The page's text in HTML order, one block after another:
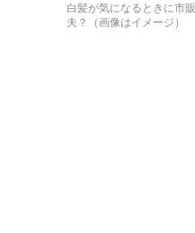
白髪が気になるときに市
夫？（画像はイメージ）